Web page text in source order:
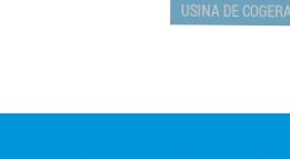
USINA DE